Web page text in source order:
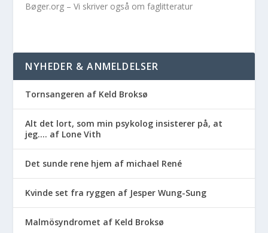
Bøger.org – Vi skriver også om faglitteratur
NYHEDER & ANMELDELSER
Tornsangeren af Keld Broksø
Alt det lort, som min psykolog insisterer på, at
jeg…. af Lone Vith
Det sunde rene hjem af michael René
Kvinde set fra ryggen af Jesper Wung-Sung
Malmösyndromet af Keld Broksø